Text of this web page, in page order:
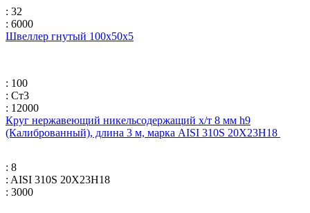
: 32
: 6000
Швеллер гнутый 100x50x5
: 100
: Ст3
: 12000
Круг нержавеющий никельсодержащий х/т 8 мм h9
(Калиброванный), длина 3 м, марка AISI 310S 20Х23Н18
: 8
: AISI 310S 20Х23Н18
: 3000